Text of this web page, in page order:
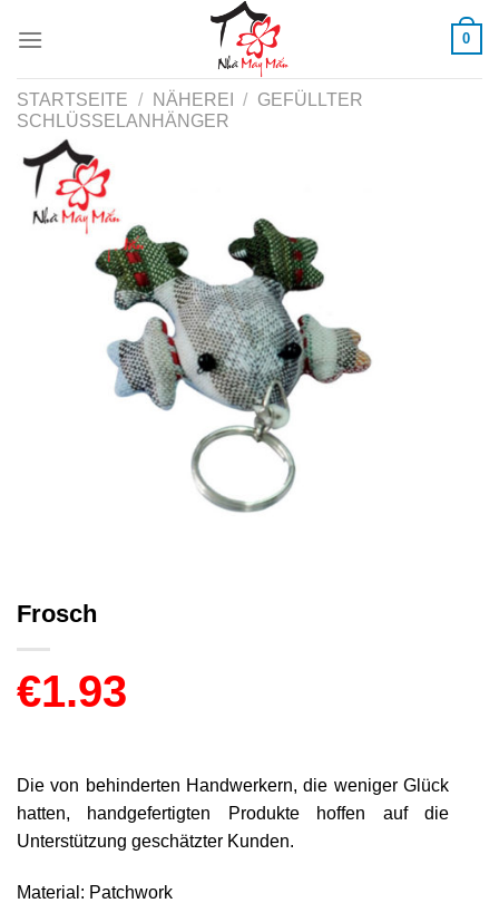
0
STARTSEITE / NÄHEREI / GEFÜLLTER
SCHLÜSSELANHÄNGER
Frosch
€1.93
Die von behinderten Handwerkern, die weniger Glück
hatten, handgefertigten Produkte hoffen auf die
Unterstützung geschätzter Kunden.
Material: Patchwork